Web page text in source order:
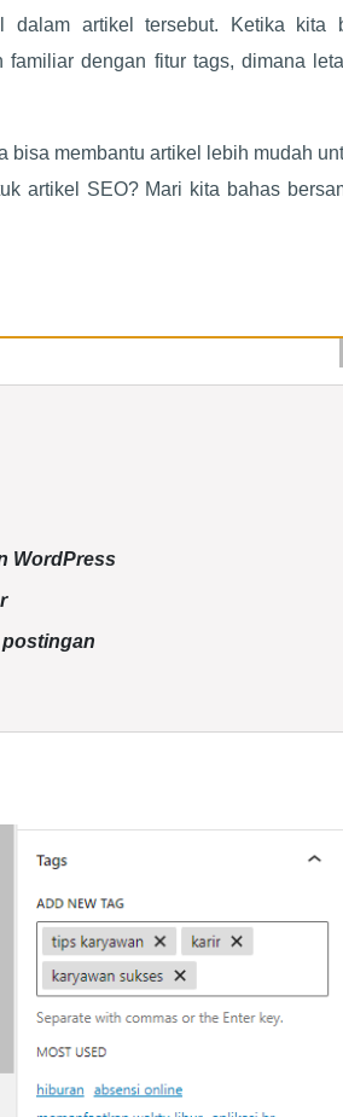
artikel tersebut. Ketika kita
dengan fitur tags, dimana
bisa membantu artikel lebih mudah
artikel SEO? Mari kita bahas
WordPress